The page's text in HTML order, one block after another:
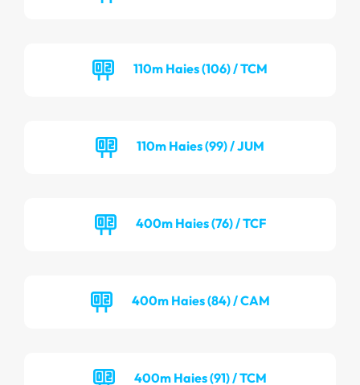
110m Haies (106) / TCM
110m Haies (99) / JUM
400m Haies (76) / TCF
400m Haies (84) / CAM
400m Haies (91) / TCM